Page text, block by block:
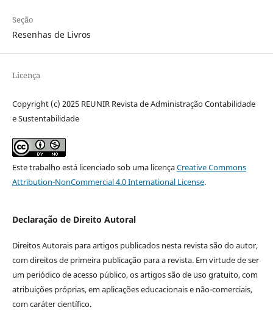
Seção
Resenhas de Livros
Licença
Copyright (c) 2025 REUNIR Revista de Administração Contabilidade
e Sustentabilidade
Este trabalho está licenciado sob uma licençaCreative Commons
Attribution-NonCommercial 4.0 International License.
Declaração de Direito Autoral
Direitos Autorais para artigos publicados nesta revista são do autor,
com direitos de primeira publicação para a revista. Em virtude de ser
um periódico de acesso público, os artigos são de uso gratuito, com
atribuições próprias, em aplicações educacionais e não-comerciais,
com caráter científico.